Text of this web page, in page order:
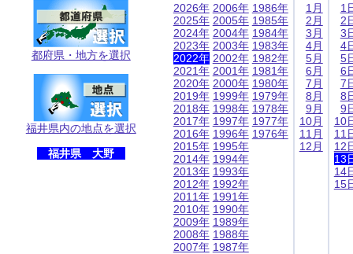
都府県・地方を選択
福井県内の地点を選択
福井県 大野
2026年
2025年
2024年
2023年
2022年
2021年
2020年
2019年
2018年
2017年
2016年
2015年
2014年
2013年
2012年
2011年
2010年
2009年
2008年
2007年
2006年
2005年
2004年
2003年
2002年
2001年
2000年
1999年
1998年
1997年
1996年
1995年
1994年
1993年
1992年
1991年
1990年
1989年
1988年
1987年
1986年
1985年
1984年
1983年
1982年
1981年
1980年
1979年
1978年
1977年
1976年
1月
2月
3月
4月
5月
6月
7月
8月
9月
10月
11月
12月
1
2
3
4
5
6
7
8
9
10
11
12
13
14
15